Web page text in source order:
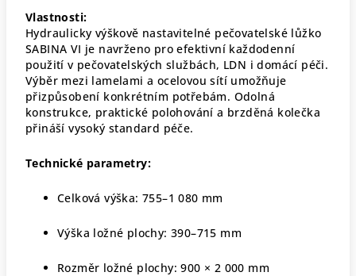
Vlastnosti:
Hydraulicky výškově nastavitelné pečovatelské lůžko
SABINA VI je navrženo pro efektivní každodenní
použití v pečovatelských službách, LDN i domácí péči.
Výběr mezi lamelami a ocelovou sítí umožňuje
přizpůsobení konkrétním potřebám. Odolná
konstrukce, praktické polohování a brzděná kolečka
přináší vysoký standard péče.
Technické parametry:
Celková výška: 755–1 080 mm
Výška ložné plochy: 390–715 mm
Rozměr ložné plochy: 900 × 2 000 mm